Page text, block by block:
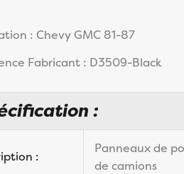
: Chevy GMC 81-87
Fabricant : D3509-Black
:
:
Panneaux de
de camions